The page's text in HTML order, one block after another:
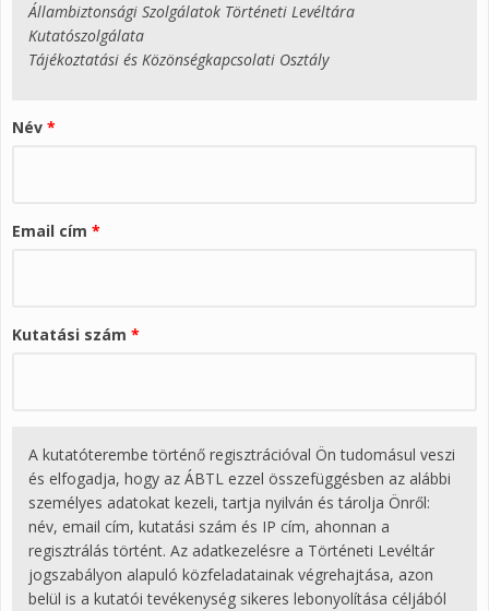
Állambiztonsági Szolgálatok Történeti Levéltára
Kutatószolgálata
Tájékoztatási és Közönségkapcsolati Osztály
Név *
Email cím *
Kutatási szám *
A kutatóterembe történő regisztrációval Ön tudomásul veszi
és elfogadja, hogy az ÁBTL ezzel összefüggésben az alábbi
személyes adatokat kezeli, tartja nyilván és tárolja Önről:
név, email cím, kutatási szám és IP cím, ahonnan a
regisztrálás történt. Az adatkezelésre a Történeti Levéltár
jogszabályon alapuló közfeladatainak végrehajtása, azon
belül is a kutatói tevékenység sikeres lebonyolítása céljából